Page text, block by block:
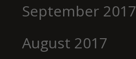
September 2017
August 2017